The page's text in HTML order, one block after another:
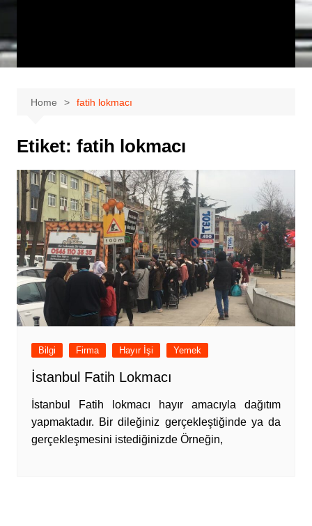
Home fatih lokmacı
Etiket: fatih lokmacı
Bilgi Firma Hayır İşi Yemek
İstanbul Fatih Lokmacı
İstanbul Fatih lokmacı hayır amacıyla dağıtım
yapmaktadır. Bir dileğiniz gerçekleştiğinde ya da
gerçekleşmesini istediğinizde Örneğin,